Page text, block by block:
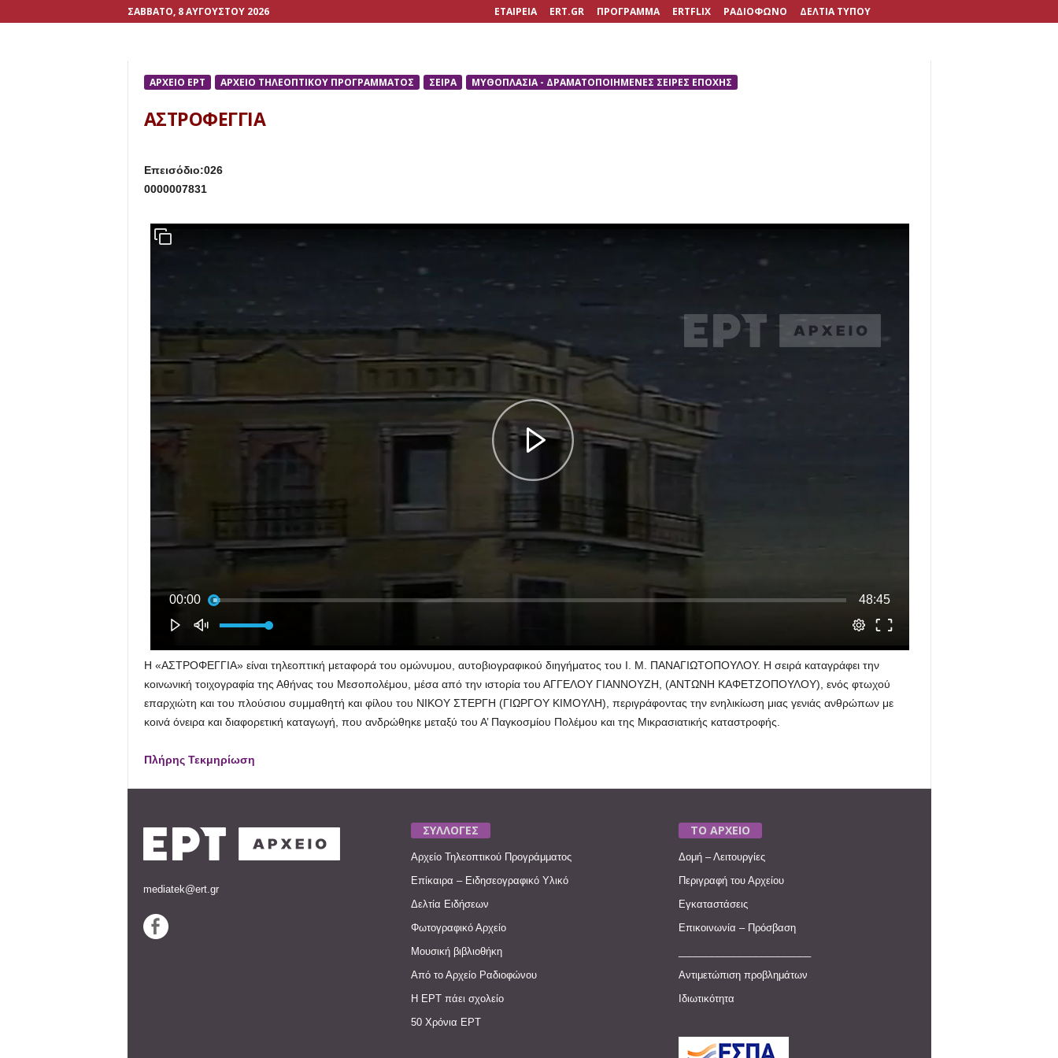
ΣΆΒΒΑΤΟ, 8 ΑΥΓΟΎΣΤΟΥ 2026 ΕΤΑΙΡΕΙΑ ERT.GR ΠΡΟΓΡΑΜΜΑ ERTFLIX ΡΑΔΙΟΦΩΝΟ ΔΕΛΤΙΑ ΤΥΠΟΥ
ΑΡΧΕΙΟ ΕΡΤ ΑΡΧΕΙΟ ΤΗΛΕΟΠΤΙΚΟΥ ΠΡΟΓΡΑΜΜΑΤΟΣ ΣΕΙΡΑ ΜΥΘΟΠΛΑΣΙΑ - ΔΡΑΜΑΤΟΠΟΙΗΜΕΝΕΣ ΣΕΙΡΕΣ ΕΠΟΧΗΣ
ΑΣΤΡΟΦΕΓΓΙΑ
Επεισόδιο:026
0000007831
Η «ΑΣΤΡΟΦΕΓΓΙΑ» είναι τηλεοπτική μεταφορά του ομώνυμου, αυτοβιογραφικού διηγήματος του Ι. Μ. ΠΑΝΑΓΙΩΤΟΠΟΥΛΟΥ. Η σειρά καταγράφει την
κοινωνική τοιχογραφία της Αθήνας του Μεσοπολέμου, μέσα από την ιστορία του ΑΓΓΕΛΟΥ ΓΙΑΝΝΟΥΖΗ, (ΑΝΤΩΝΗ ΚΑΦΕΤΖΟΠΟΥΛΟΥ), ενός φτωχού
επαρχιώτη και του πλούσιου συμμαθητή και φίλου του ΝΙΚΟΥ ΣΤΕΡΓΗ (ΓΙΩΡΓΟΥ ΚΙΜΟΥΛΗ), περιγράφοντας την ενηλικίωση μιας γενιάς ανθρώπων με
κοινά όνειρα και διαφορετική καταγωγή, που ανδρώθηκε μεταξύ του Α’ Παγκοσμίου Πολέμου και της Μικρασιατικής καταστροφής.
Πλήρης Τεκμηρίωση
mediatek@ert.gr
ΣΥΛΛΟΓΕΣ
Αρχείο Τηλεοπτικού Προγράμματος
Επίκαιρα – Ειδησεογραφικό Υλικό
Δελτία Ειδήσεων
Φωτογραφικό Αρχείο
Μουσική βιβλιοθήκη
Από το Αρχείο Ραδιοφώνου
Η ΕΡΤ πάει σχολείο
50 Χρόνια ΕΡΤ
ΤΟ ΑΡΧΕΙΟ
Δομή – Λειτουργίες
Περιγραφή του Αρχείου
Εγκαταστάσεις
Επικοινωνία – Πρόσβαση
Αντιμετώπιση προβλημάτων
Ιδιωτικότητα